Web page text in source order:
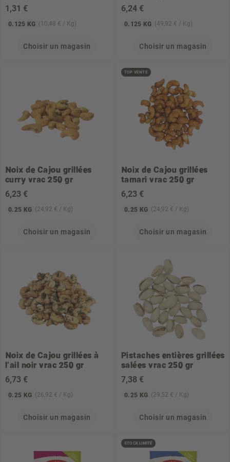
1 ,31 €
0.125 KG (10,48 € / Kg)
Choisir un magasin
6,24 €
0.125 KG (49,92 € / Kg)
Choisir un magasin
Noix de Cajou grillées
curry vrac 250 gr
6,23 €
0.25 KG (24,92 € / Kg)
Choisir un magasin
TOP VENTE
Noix de Cajou grillées
tamari vrac 250 gr
6,23 €
0.25 KG (24,92 € / Kg)
Choisir un magasin
Noix de Cajou grillées à
l'ail noir vrac 250 gr
6,73 €
0.25 KG (26,92 € / Kg)
Choisir un magasin
Pistaches entières grillées
salées vrac 250 gr
7,38 €
0.25 KG (29,52 € / Kg)
Choisir un magasin
STOCK LIMITÉ